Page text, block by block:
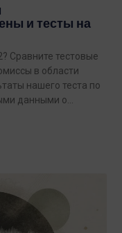
и тесты на
Сравните тестовые
в области
нашего теста по
данными о